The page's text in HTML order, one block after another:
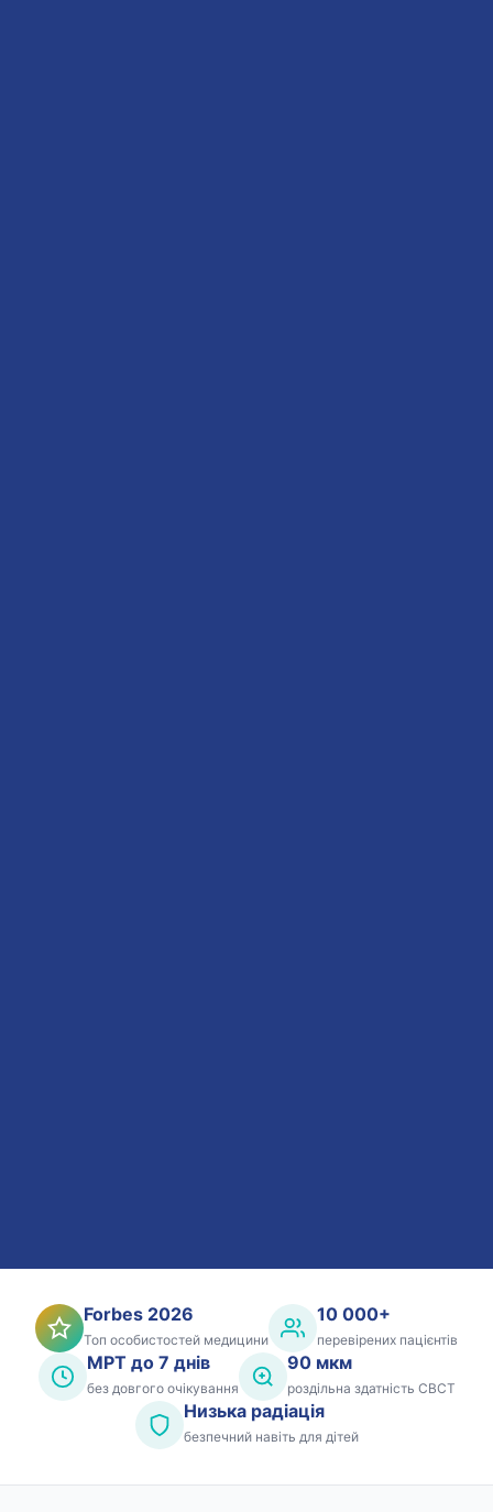
Forbes 2026
Топ особистостей медицини
10 000+
перевірених пацієнтів
МРТ до 7 днів
без довгого очікування
90 мкм
роздільна здатність CBCT
Низька радіація
безпечний навіть для дітей